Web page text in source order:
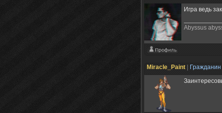
Игра ведь
Abyssus
Miracle_Paint
Гражданин